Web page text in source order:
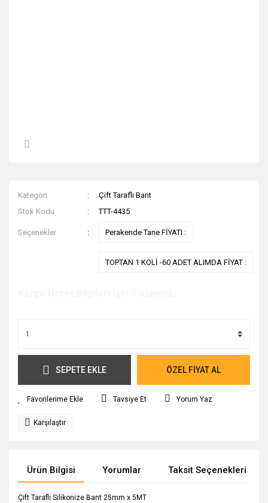
Kategori
Çift Taraflı Bant
Stok Kodu
TTT-4435
Seçenekler Perakende Tane FİYATI :
TOPTAN 1 KOLİ -60 ADET ALIMDA FİYAT :
SEPETE EKLE ÖZEL FİYAT AL
Tavsiye Et Yorum Yaz
Karşılaştır
Ürün Bilgisi Yorumlar Taksit Seçenekleri
Çift Taraflı Silikonize Bant 25mm x 5MT